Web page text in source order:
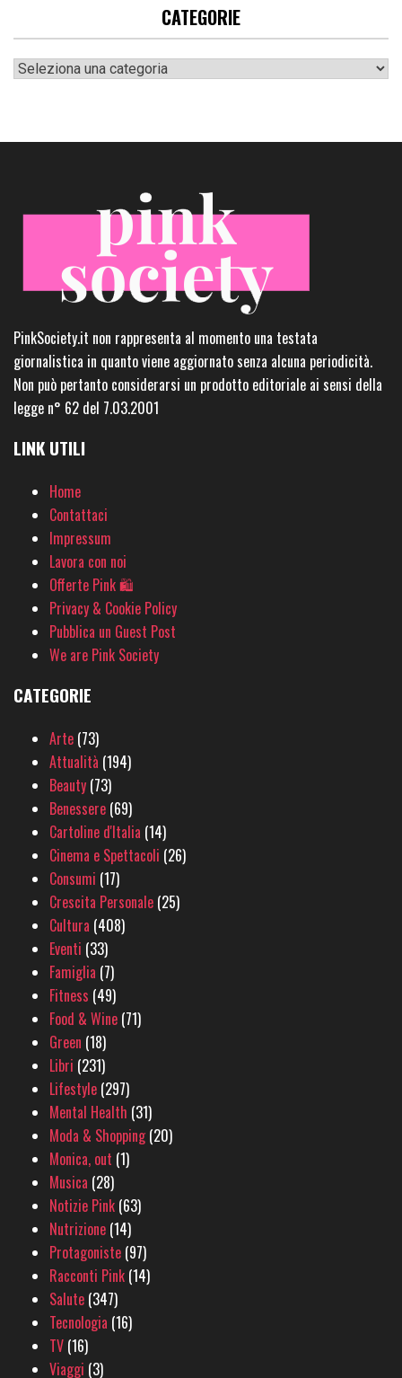
CATEGORIE
Categorie
PinkSociety.it non rappresenta al momento una testata
giornalistica in quanto viene aggiornato senza alcuna periodicità.
Non può pertanto considerarsi un prodotto editoriale ai sensi della
legge n° 62 del 7.03.2001
LINK UTILI
Home
Contattaci
Impressum
Lavora con noi
Offerte Pink 🛍
Privacy & Cookie Policy
Pubblica un Guest Post
We are Pink Society
CATEGORIE
Arte (73)
Attualità (194)
Beauty (73)
Benessere (69)
Cartoline d'Italia (14)
Cinema e Spettacoli (26)
Consumi (17)
Crescita Personale (25)
Cultura (408)
Eventi (33)
Famiglia (7)
Fitness (49)
Food & Wine (71)
Green (18)
Libri (231)
Lifestyle (297)
Mental Health (31)
Moda & Shopping(20)
Monica, out (1)
Musica (28)
Notizie Pink (63)
Nutrizione (14)
Protagoniste (97)
Racconti Pink (14)
Salute (347)
Tecnologia (16)
TV (16)
Viaggi (3)